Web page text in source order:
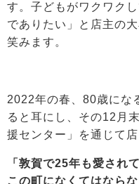
す。子どもがワクワク
でありたい」と店主の
笑みます。
2022年の春、80歳にな
ると耳にし、その12月
援センター」を通じて
「敦賀で25年も愛され
この町になくてはなら